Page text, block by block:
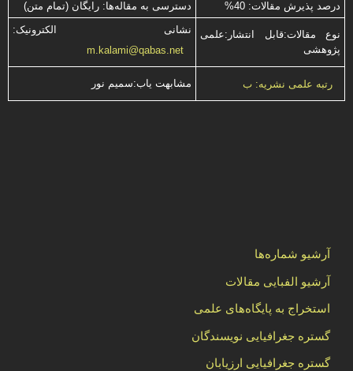
درصد پذیرش مقالات: 40% دسترسی به مقاله‌ها: رایگان (تمام متن)
نوع مقالات:قابل انتشار:علمی
پژوهشی
نشانی الکترونیک:
m.kalami@qabas.net
رتبه علمی نشریه: ب مشابهت ياب:سميم نور
آرشیو شماره‌ها
آرشیو الفبایی مقالات
استخراج به پایگاه‌های علمی
گستره جغرافیایی نویسندگان
گستره جغرافیایی ارزیابان